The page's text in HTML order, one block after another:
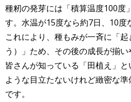
種籾の発芽には「積算温度100度
す。水温が15度なら約7日、10度
これにより、種もみが一斉に「
う）」ため、その後の成長が揃い
皆さんが知っている「田植え」
ような目立たないけれど緻密な
です。